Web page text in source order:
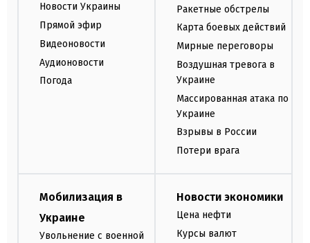
Новости Украины
Прямой эфир
Видеоновости
Аудионовости
Погода
Ракетные обстрелы
Карта боевых действий
Мирные переговоры
Воздушная тревога в
Украине
Массированная атака по
Украине
Взрывы в России
Потери врага
Мобилизация в
Украине
Увольнение с военной
Новости экономики
Цена нефти
Курсы валют